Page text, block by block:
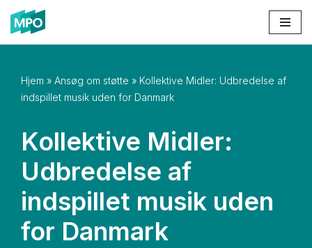
Spring
Hjem » Ansøg om støtte » Kollektive Midler: Udbredelse af
indspillet musik uden for Danmark
Kollektive Midler:
Udbredelse af
indspillet musik uden
for Danmark